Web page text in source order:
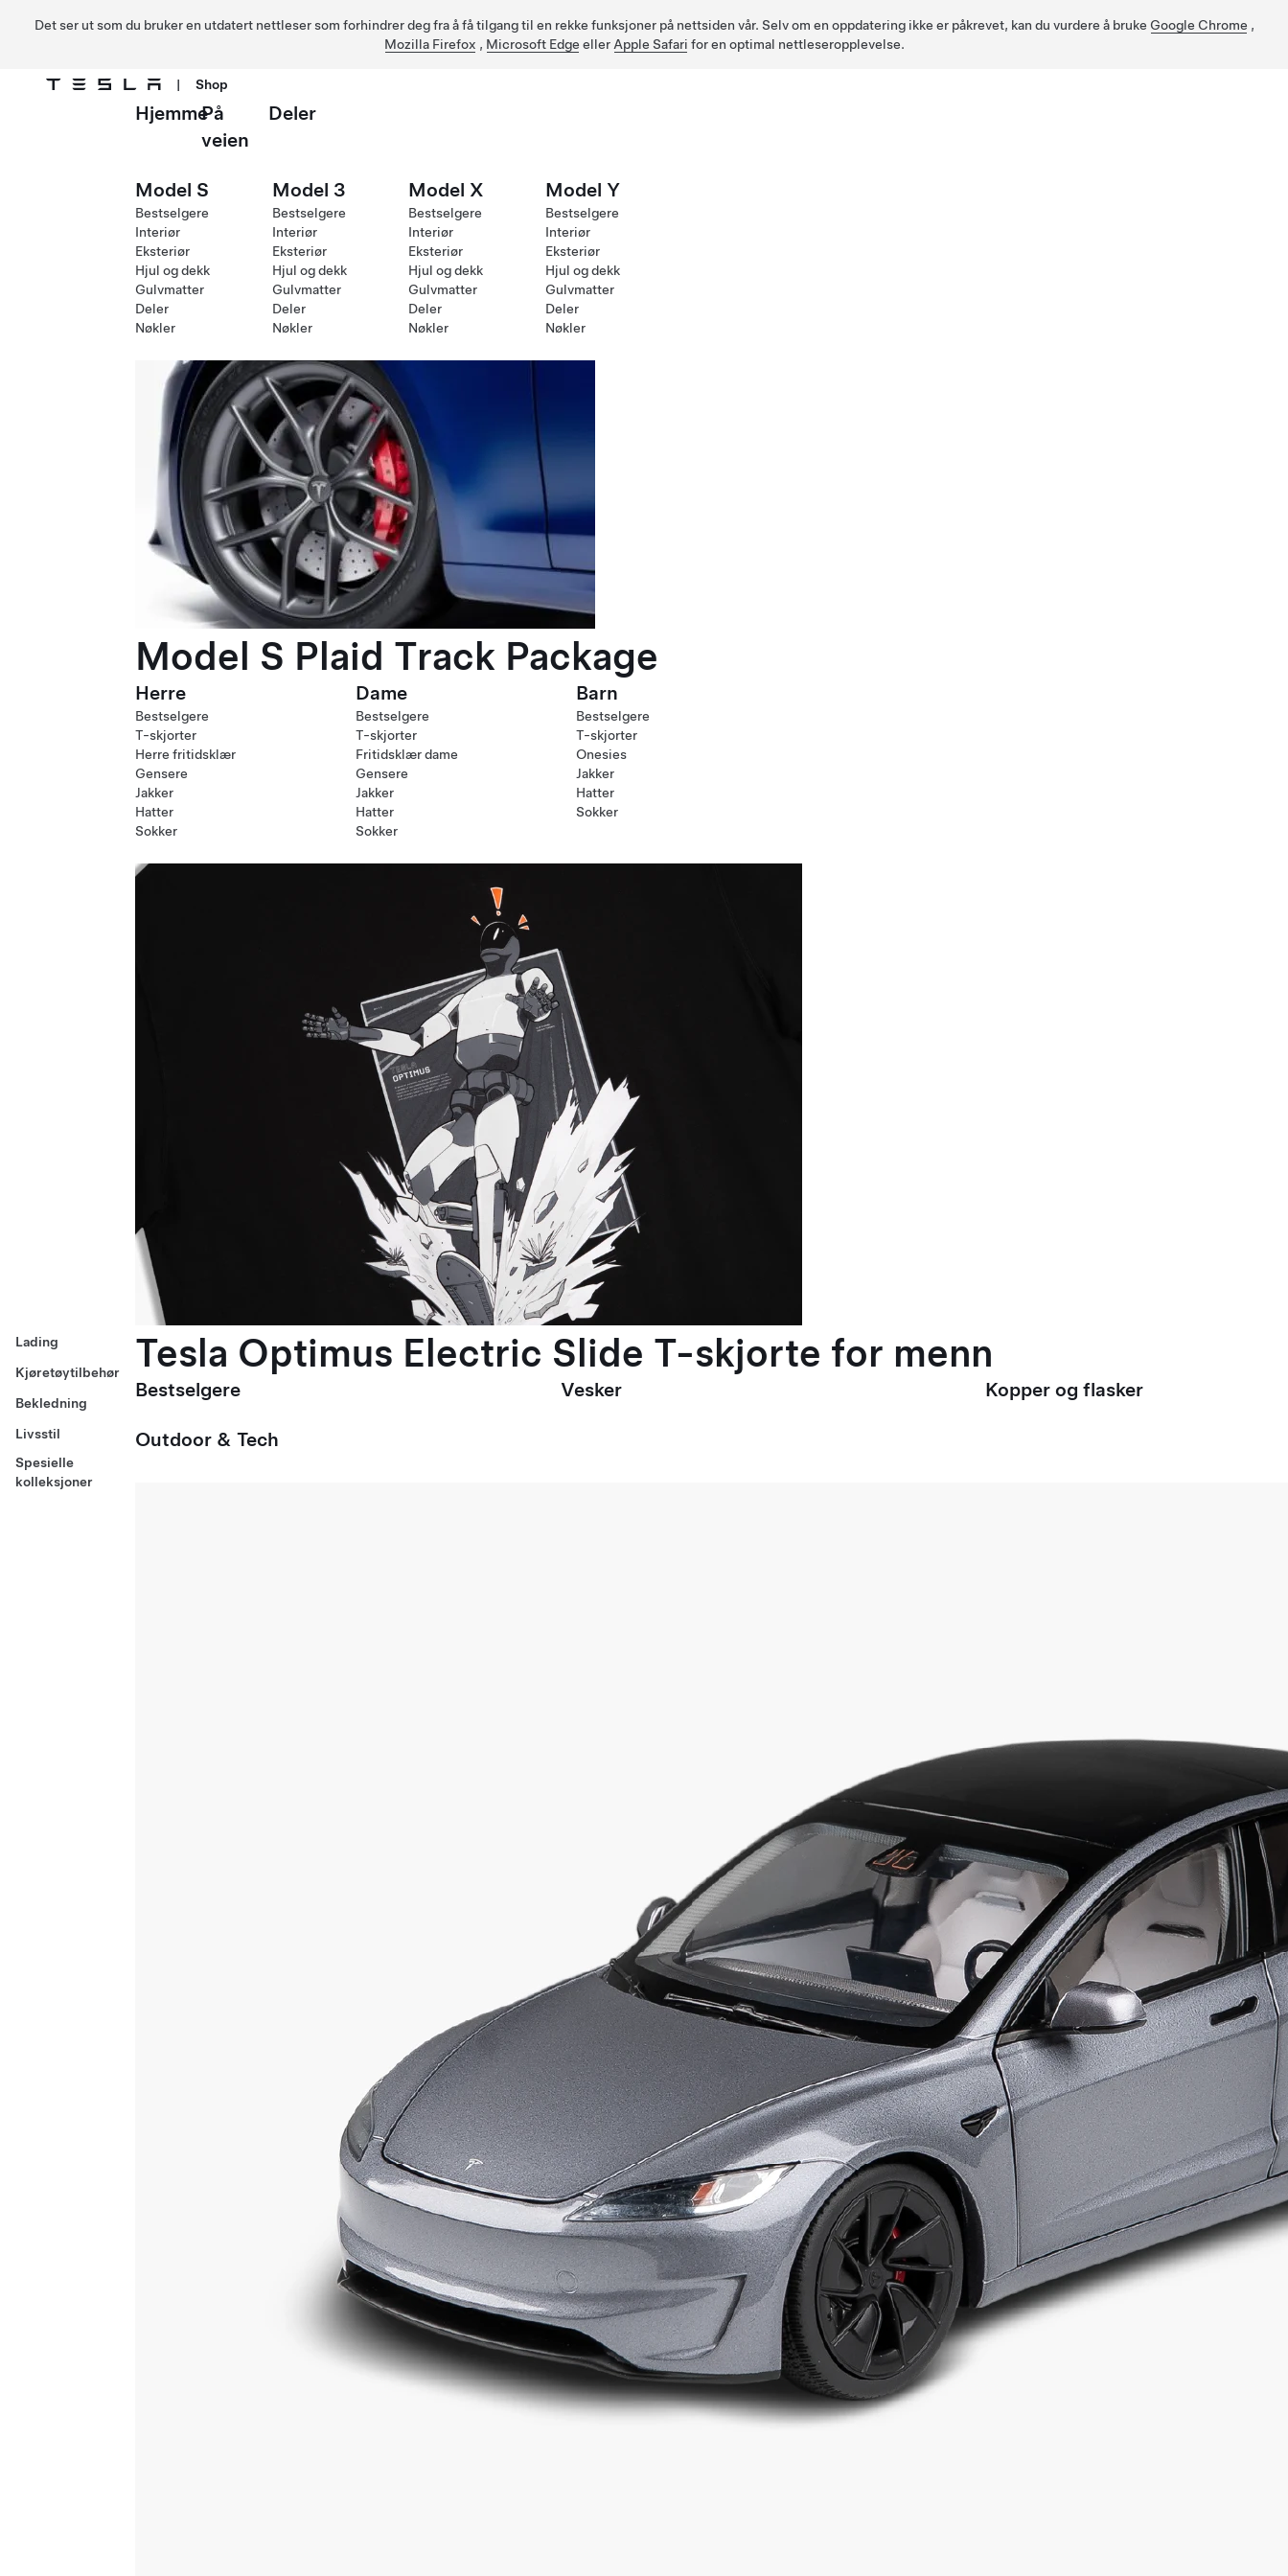
Det ser ut som du bruker en utdatert nettleser som forhindrer deg fra å få tilgang til en rekke funksjoner på nettsiden vår. Selv om en oppdatering ikke er påkrevet, kan du vurdere å bruke Google Chrome ,
Mozilla Firefox , Microsoft Edge eller Apple Safari for en optimal nettleseropplevelse.
| Shop
Lading
Kjøretøytilbehør
Bekledning
Livsstil
Spesielle
kolleksjoner
HjemmePå
veien
Deler
Model S
Bestselgere
Interiør
Eksteriør
Hjul og dekk
Gulvmatter
Deler
Nøkler
Model 3
Bestselgere
Interiør
Eksteriør
Hjul og dekk
Gulvmatter
Deler
Nøkler
Model X
Bestselgere
Interiør
Eksteriør
Hjul og dekk
Gulvmatter
Deler
Nøkler
Model Y
Bestselgere
Interiør
Eksteriør
Hjul og dekk
Gulvmatter
Deler
Nøkler
Model S Plaid Track Package
Herre
Bestselgere
T-skjorter
Herre fritidsklær
Gensere
Jakker
Hatter
Sokker
Dame
Bestselgere
T-skjorter
Fritidsklær dame
Gensere
Jakker
Hatter
Sokker
Barn
Bestselgere
T-skjorter
Onesies
Jakker
Hatter
Sokker
Tesla Optimus Electric Slide T-skjorte for menn
Bestselgere Vesker Kopper og flasker
Outdoor & Tech